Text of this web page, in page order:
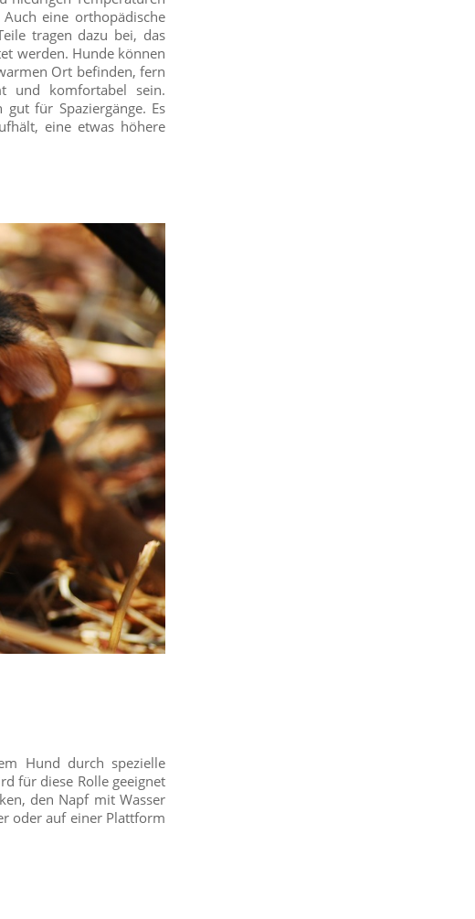
eine orthopädische
tragen dazu bei, das
werden. Hunde können
Ort befinden, fern
und komfortabel sein.
für Spaziergänge. Es
eine etwas höhere
Hund durch spezielle
für diese Rolle geeignet
den Napf mit Wasser
oder auf einer Plattform